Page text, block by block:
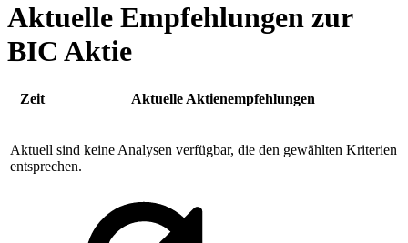
Aktuelle Empfehlungen zur
BIC Aktie
Zeit Aktuelle Aktienempfehlungen
Aktuell sind keine Analysen verfügbar, die den gewählten Kriterien
entsprechen.